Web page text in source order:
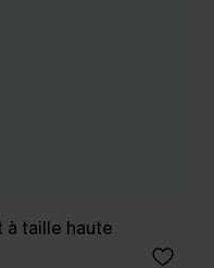
à taille haute